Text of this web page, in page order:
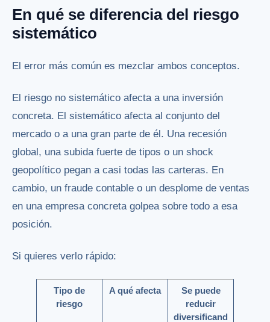
En qué se diferencia del riesgo
sistemático
El error más común es mezclar ambos conceptos.
El riesgo no sistemático afecta a una inversión
concreta. El sistemático afecta al conjunto del
mercado o a una gran parte de él. Una recesión
global, una subida fuerte de tipos o un shock
geopolítico pegan a casi todas las carteras. En
cambio, un fraude contable o un desplome de ventas
en una empresa concreta golpea sobre todo a esa
posición.
Si quieres verlo rápido:
Tipo de
riesgo
A qué afecta
Se puede
reducir
diversificand